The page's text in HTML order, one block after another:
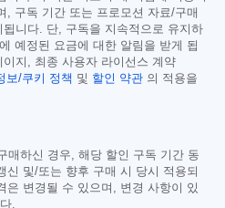
, 구독 기간 또는 프로모션 자료/구매
니다. 단, 구독을 지속적으로 유지하
예정된 요금에 대한 알림을 받게 됩
지, 최종 사용자 라이선스 계약
보/쿠키 정책 및 할인 약관 의 적용을
매하신 경우, 해당 할인 구독 기간 동
신 및/또는 향후 구매 시 당시 적용되
은 변경될 수 있으며, 변경 사항이 있
.